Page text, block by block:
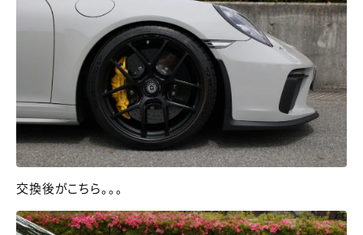
交換後がこちら。。。